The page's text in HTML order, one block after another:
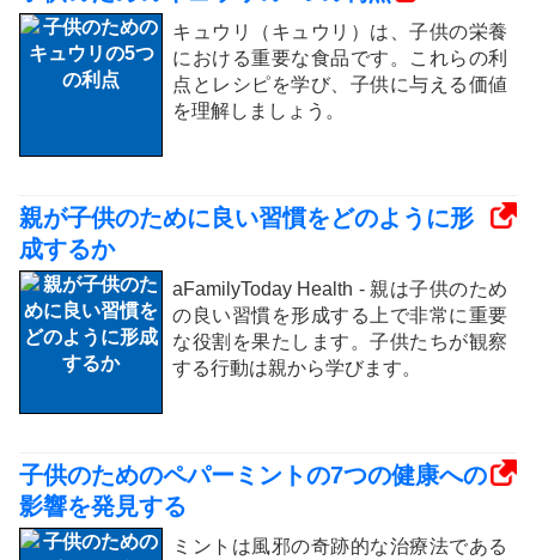
キュウリ（キュウリ）は、子供の栄養
における重要な食品です。これらの利
点とレシピを学び、子供に与える価値
を理解しましょう。
親が子供のために良い習慣をどのように形
成するか
aFamilyToday Health - 親は子供のため
の良い習慣を形成する上で非常に重要
な役割を果たします。子供たちが観察
する行動は親から学びます。
子供のためのペパーミントの7つの健康への
影響を発見する
ミントは風邪の奇跡的な治療法である